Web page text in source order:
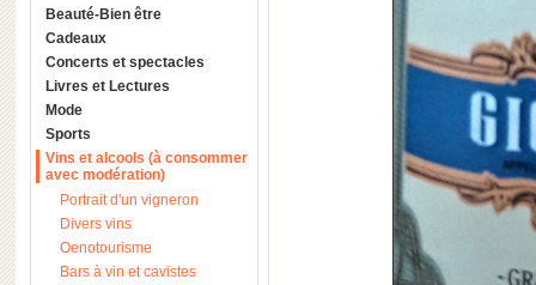
Beauté-Bien être
Cadeaux
Concerts et spectacles
Livres et Lectures
Mode
Sports
Vins et alcools (à consommer
avec modération)
Portrait d'un vigneron
Divers vins
Oenotourisme
Bars à vin et cavistes